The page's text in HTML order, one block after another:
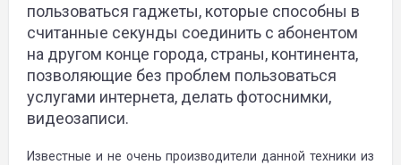
пользоваться гаджеты, которые способны в
считанные секунды соединить с абонентом
на другом конце города, страны, континента,
позволяющие без проблем пользоваться
услугами интернета, делать фотоснимки,
видеозаписи.
Известные и не очень производители данной техники из